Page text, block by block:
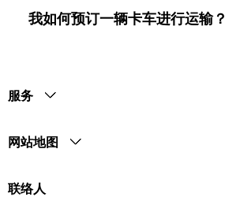
我如何预订一辆卡车进行运输？
服务
网站地图
联络人